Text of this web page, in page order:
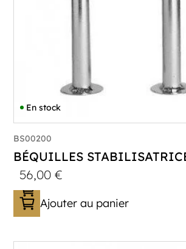
En stock
BS00200
BÉQUILLES
56,00€
Ajouter au panier